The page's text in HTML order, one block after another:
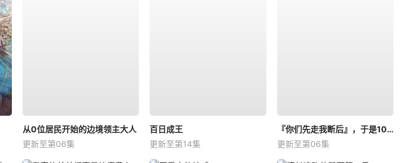
从0位居民开始的边境领主大人
更新至第06集
百日成王
更新至第14集
『你们先走我断后』，于是10年后我成为了传说
更新至第06集